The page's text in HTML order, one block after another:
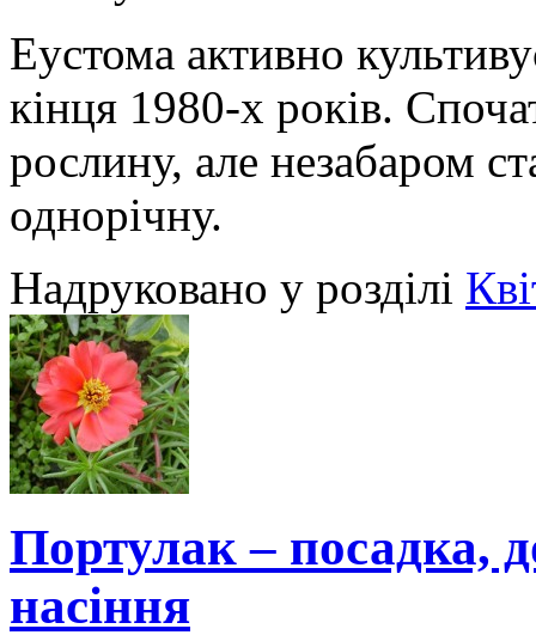
Еустома активно
кінця 1980-х років.
рослину, але незабаром
однорічну.
Надруковано у розділі
Портулак – посадка,
насіння